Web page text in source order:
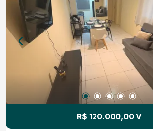
segurança aos moradores, além de
comércios, serviços, transporte
conveniências da região. Uma
oportunidade para quem busca
e localização privilegiada.
R$ 120.000,00 V